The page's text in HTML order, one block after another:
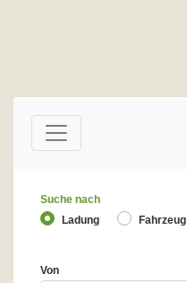
Suche nach
Ladung
Fahrzeug
Von